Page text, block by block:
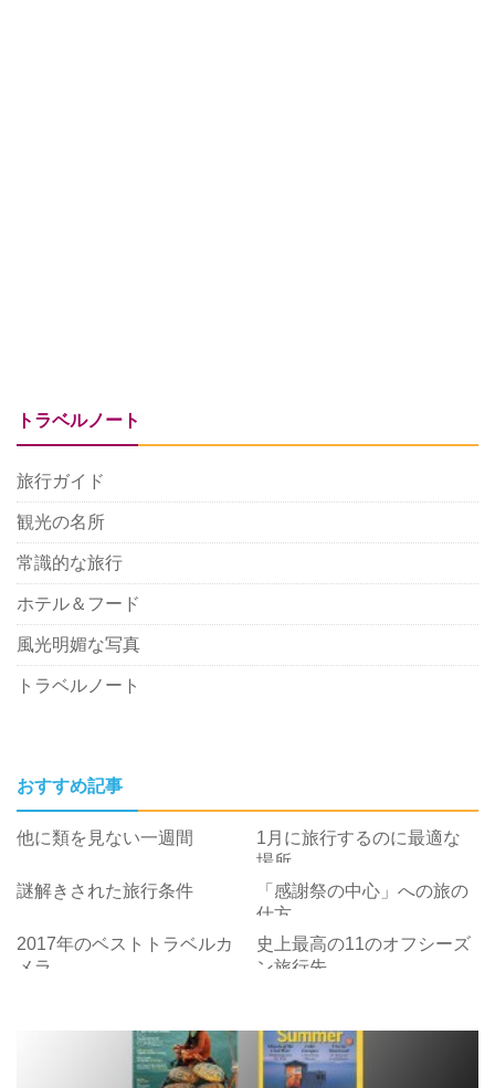
トラベルノート
旅行ガイド
観光の名所
常識的な旅行
ホテル＆フード
風光明媚な写真
トラベルノート
おすすめ記事
他に類を見ない一週間
1月に旅行するのに最適な
場所
謎解きされた旅行条件
「感謝祭の中心」への旅の
仕方
2017年のベストトラベルカ
メラ
史上最高の11のオフシーズ
ン旅行先